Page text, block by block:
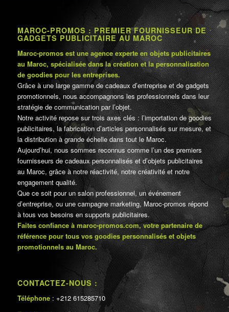
MAROC-PROMOS : PREMIER FOURNISSEUR DE
GADGETS PUBLICITAIRE AU MAROC
Maroc-promos est une agence experte en objets publicitaires
au Maroc, spécialisée dans la création et la personnalisation
de goodies pour les entreprises.
Grâce à une large gamme de cadeaux d’entreprise et de gadgets
promotionnels, nous accompagnons les professionnels dans leur
stratégie de communication par l’objet.
Notre activité repose sur trois axes clés : l’importation de goodies
publicitaires, la fabrication d’articles personnalisés sur mesure, et
la distribution à grande échelle dans tout le Maroc.
Aujourd’hui, nous sommes reconnus comme l’un des premiers
fournisseurs de cadeaux personnalisés et d’objets publicitaires
au Maroc, grâce à notre réactivité, notre créativité et notre
engagement qualité.
Que ce soit pour un salon professionnel, un événement
d’entreprise, ou une campagne marketing, Maroc-promos répond
à tous vos besoins en supports publicitaires.
Faites confiance à maroc-promos.com, votre partenaire de
référence pour tous vos goodies personnalisés et objets
promotionnels au Maroc.
CONTACTEZ-NOUS :
Téléphone : +212 615285710